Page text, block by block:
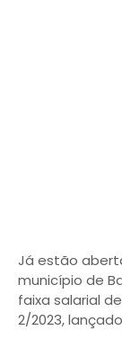
Já estão
município de
faixa salarial
2/2023,